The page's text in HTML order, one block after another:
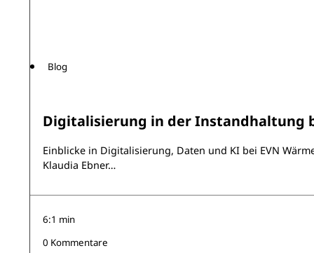
Digitalisierung in der Instandhaltung
Blog
Einblicke in Digitalisierung, Daten und KI bei EVN
Klaudia Ebner…
6:1 min
0 Kommentare